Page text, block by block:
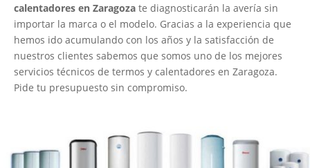
calentadores en Zaragoza te diagnosticarán la avería sin
importar la marca o el modelo. Gracias a la experiencia que
hemos ido acumulando con los años y la satisfacción de
nuestros clientes sabemos que somos uno de los mejores
servicios técnicos de termos y calentadores en Zaragoza.
Pide tu presupuesto sin compromiso.